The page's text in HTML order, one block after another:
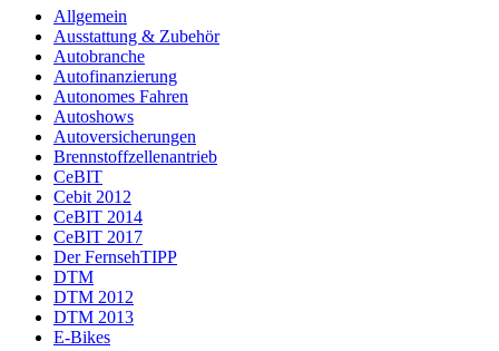
Allgemein
Ausstattung & Zubehör
Autobranche
Autofinanzierung
Autonomes Fahren
Autoshows
Autoversicherungen
Brennstoffzellenantrieb
CeBIT
Cebit 2012
CeBIT 2014
CeBIT 2017
Der FernsehTIPP
DTM
DTM 2012
DTM 2013
E-Bikes